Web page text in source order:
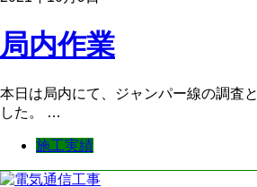
局内作業
本日は局内にて、ジャンパー線の調査
した。 …
施工実績